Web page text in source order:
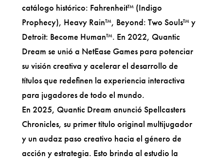
catálogo histórico: Fahrenheit™ (Indigo
Prophecy), Heavy Rain™, Beyond: Two Souls™ y
Detroit: Become Human™. En 2022, Quantic
Dream se unió a NetEase Games para potenciar
su visión creativa y acelerar el desarrollo de
títulos que redefinen la experiencia interactiva
para jugadores de todo el mundo.
En 2025, Quantic Dream anunció Spellcasters
Chronicles, su primer título original multijugador
y un audaz paso creativo hacia el género de
acción y estrategia. Esto brinda al estudio la